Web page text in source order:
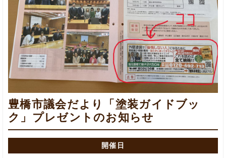
豊橋市議会だより「塗装ガイドブッ
ク」プレゼントのお知らせ
開催日